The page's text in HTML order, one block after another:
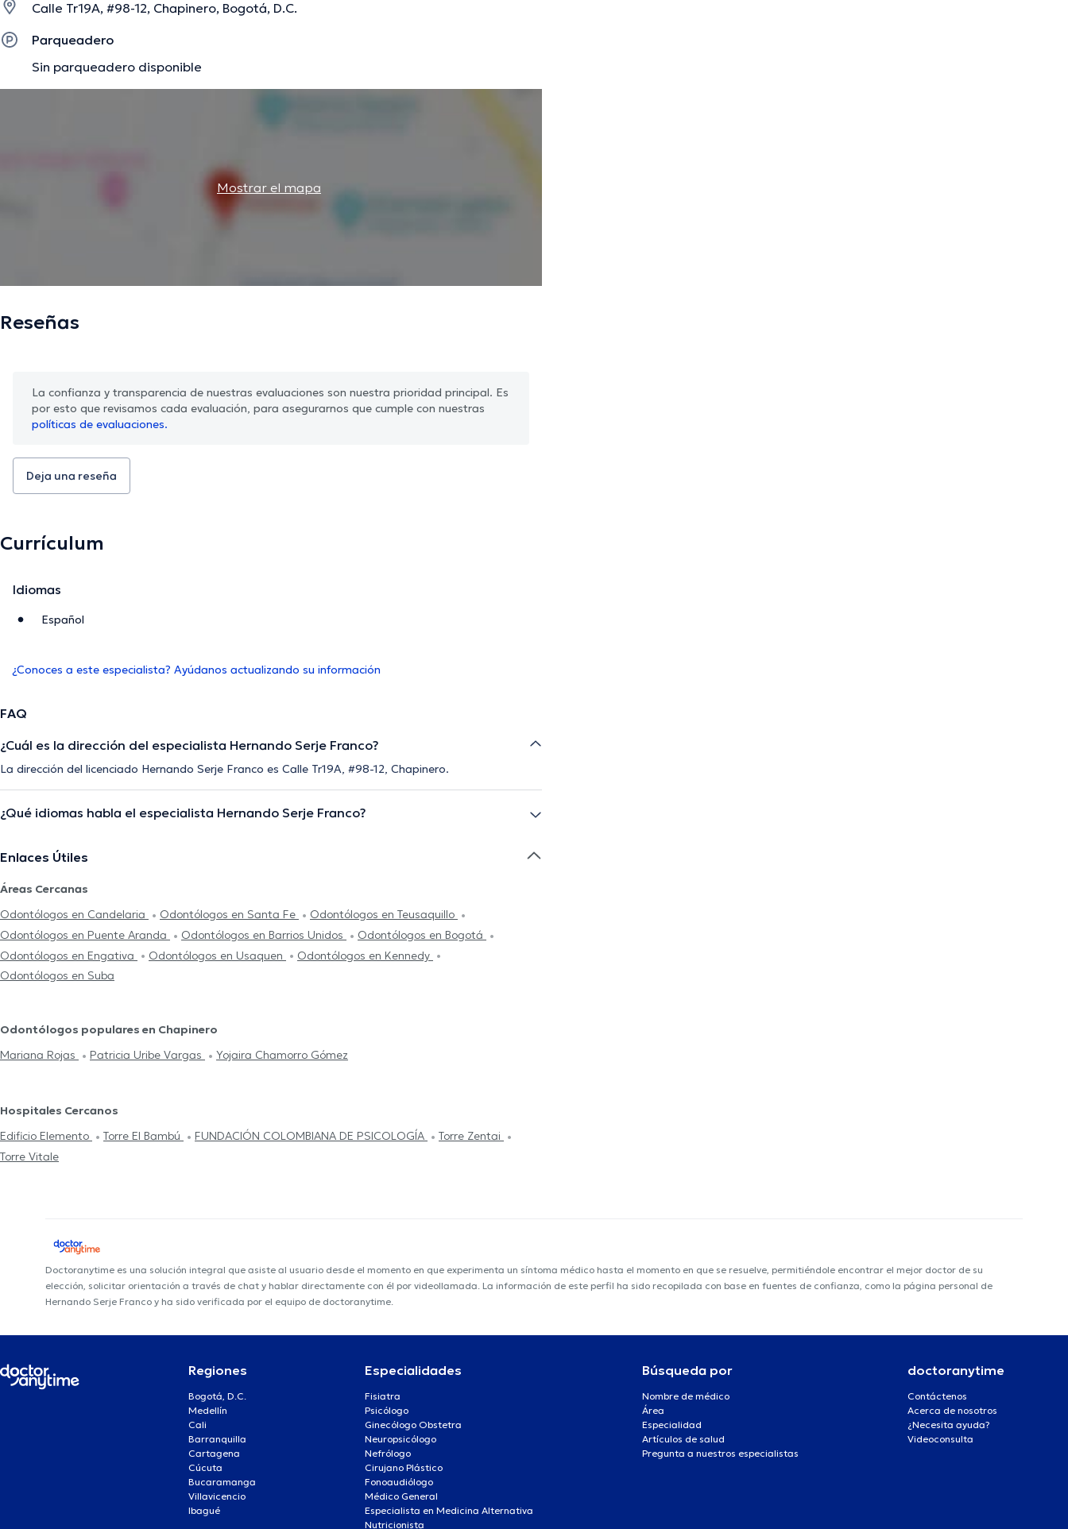
Calle Tr19A, #98-12, Chapinero, Bogotá, D.C.
Parqueadero
Sin parqueadero disponible
Mostrar el mapa
Reseñas
La confianza y transparencia de nuestras evaluaciones son nuestra prioridad principal. Es
por esto que revisamos cada evaluación, para asegurarnos que cumple con nuestras
políticas de evaluaciones.
Deja una reseña
Currículum
Idiomas
Español
¿Conoces a este especialista? Ayúdanos actualizando su información
FAQ
¿Cuál es la dirección del especialista Hernando Serje Franco?
La dirección del licenciado Hernando Serje Franco es Calle Tr19A, #98-12, Chapinero.
¿Qué idiomas habla el especialista Hernando Serje Franco?
Enlaces Útiles
Áreas Cercanas
Odontólogos en Candelaria
Odontólogos en Santa Fe
Odontólogos en Teusaquillo
Odontólogos en Puente Aranda
Odontólogos en Barrios Unidos
Odontólogos en Bogotá
Odontólogos en Engativa
Odontólogos en Usaquen
Odontólogos en Kennedy
Odontólogos en Suba
Odontólogos populares en Chapinero
Mariana Rojas
Patricia Uribe Vargas Yojaira Chamorro Gómez
Hospitales Cercanos
Edificio Elemento
Torre El Bambú FUNDACIÓN COLOMBIANA DE PSICOLOGÍA
Torre Zentai
Torre Vitale
Doctoranytime es una solución integral que asiste al usuario desde el momento en que experimenta un síntoma médico hasta el momento en que se resuelve, permitiéndole encontrar el mejor doctor de su
elección, solicitar orientación a través de chat y hablar directamente con él por videollamada. La información de este perfil ha sido recopilada con base en fuentes de confianza, como la página personal de
Hernando Serje Franco y ha sido verificada por el equipo de doctoranytime.
Regiones
Bogotá, D.C.
Medellín
Cali
Barranquilla
Cartagena
Cúcuta
Bucaramanga
Villavicencio
Ibagué
Especialidades
Fisiatra
Psicólogo
Ginecólogo Obstetra
Neuropsicólogo
Nefrólogo
Cirujano Plástico
Fonoaudiólogo
Médico General
Especialista en Medicina Alternativa
Nutricionista
Búsqueda por
Nombre de médico
Área
Especialidad
Artículos de salud
Pregunta a nuestros especialistas
doctoranytime
Contáctenos
Acerca de nosotros
¿Necesita ayuda?
Videoconsulta